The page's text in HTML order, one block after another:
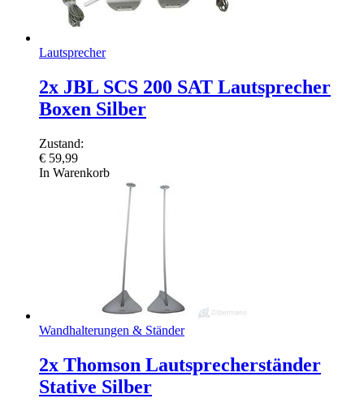
Lautsprecher
2x JBL SCS 200 SAT Lautsprecher
Boxen Silber
Zustand:
€ 59,99
In Warenkorb
Wandhalterungen & Ständer
2x Thomson Lautsprecherständer
Stative Silber